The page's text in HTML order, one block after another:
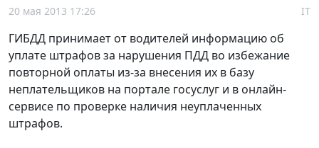
20 мая 2013 17:26 IT
ГИБДД принимает от водителей информацию об
уплате штрафов за нарушения ПДД во избежание
повторной оплаты из-за внесения их в базу
неплательщиков на портале госуслуг и в онлайн-
сервисе по проверке наличия неуплаченных
штрафов.